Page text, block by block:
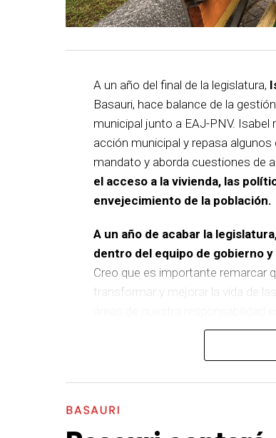
A un año del final de la legislatura,
Basauri, hace balance de la
municipal junto a EAJ-PNV.
acción municipal y repasa
mandato y aborda cuestiones de
el acceso a la vivienda, las
envejecimiento de la población.
A un año de acabar la
dentro del equipo de gobierno
Creo que es importante remarcar
transformar y mejorar la vida de
del equipo de gobierno.
En ese sentido, destacaría la
entre El Kalero y Basozelai. Es
los vecinos y vecinas de esa zona
BASAURI